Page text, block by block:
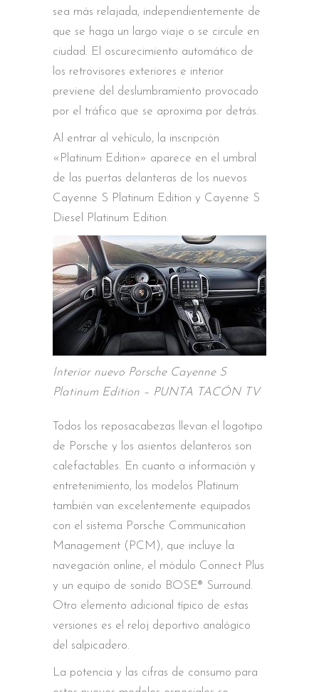
sea más relajada, independientemente de
que se haga un largo viaje o se circule en
ciudad. El oscurecimiento automático de
los retrovisores exteriores e interior
previene del deslumbramiento provocado
por el tráfico que se aproxima por detrás.
Al entrar al vehículo, la inscripción
«Platinum Edition» aparece en el umbral
de las puertas delanteras de los nuevos
Cayenne S Platinum Edition y Cayenne S
Diesel Platinum Edition.
Interior nuevo Porsche Cayenne S
Platinum Edition – PUNTA TACÓN TV
Todos los reposacabezas llevan el logotipo
de Porsche y los asientos delanteros son
calefactables. En cuanto a información y
entretenimiento, los modelos Platinum
también van excelentemente equipados
con el sistema Porsche Communication
Management (PCM), que incluye la
navegación online, el módulo Connect Plus
y un equipo de sonido BOSE® Surround.
Otro elemento adicional típico de estas
versiones es el reloj deportivo analógico
del salpicadero.
La potencia y las cifras de consumo para